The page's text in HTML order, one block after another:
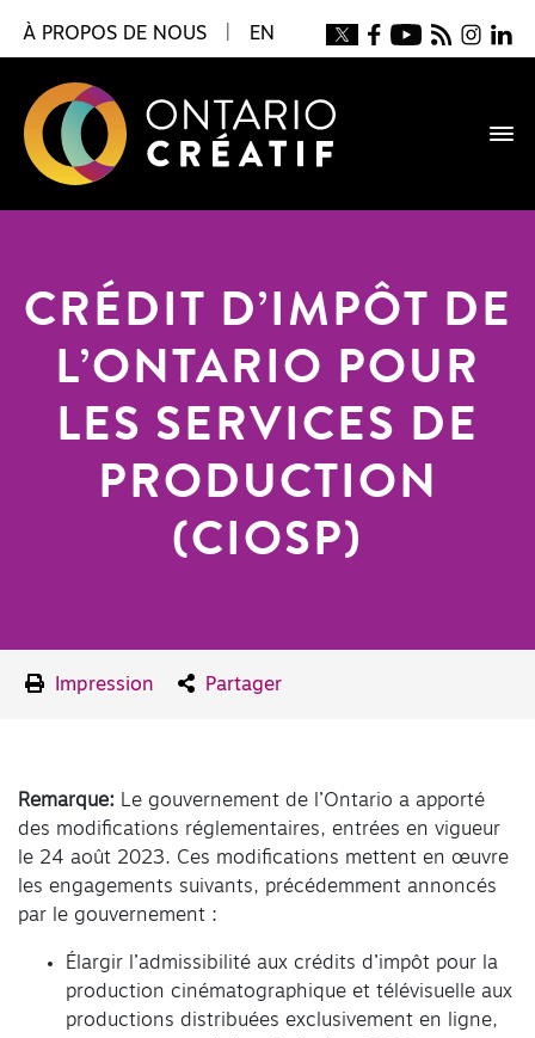
À PROPOS DE NOUS EN
CRÉDIT D’IMPÔT DE
L’ONTARIO POUR
LES SERVICES DE
PRODUCTION
(CIOSP)
Impression Partager
Remarque: Le gouvernement de l’Ontario a apporté
des modifications réglementaires, entrées en vigueur
le 24 août 2023. Ces modifications mettent en œuvre
les engagements suivants, précédemment annoncés
par le gouvernement :
Élargir l’admissibilité aux crédits d’impôt pour la
production cinématographique et télévisuelle aux
productions distribuées exclusivement en ligne,